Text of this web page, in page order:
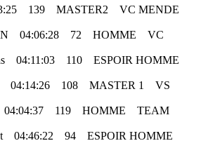
139 MASTER2 VC MENDE
04:06:28 72 HOMME VC
04:11:03 110 ESPOIR HOMME
04:14:26 108 MASTER 1 VS
04:04:37 119 HOMME TEAM
04:46:22 94 ESPOIR HOMME